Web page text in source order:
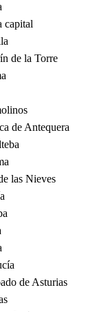
capital
de la Torre
de Antequera
las Nieves
de Asturias